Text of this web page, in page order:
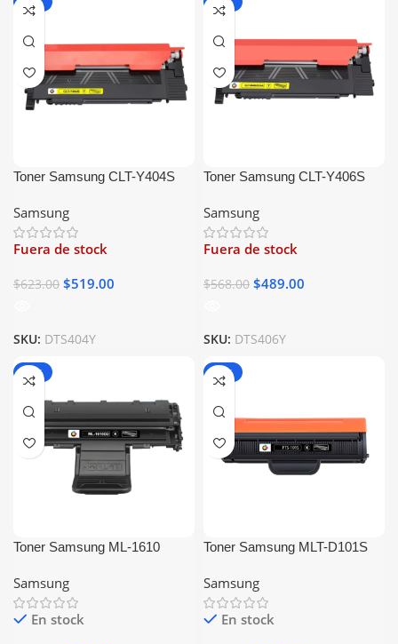
Toner Samsung CLT-Y404S
Samsung
Fuera de stock
$623.00 $519.00
SKU: DTS404Y
Toner Samsung CLT-Y406S
Samsung
Fuera de stock
$568.00 $489.00
SKU: DTS406Y
-11%
Toner Samsung ML-1610
Samsung
En stock
-16%
Toner Samsung MLT-D101S
Samsung
En stock